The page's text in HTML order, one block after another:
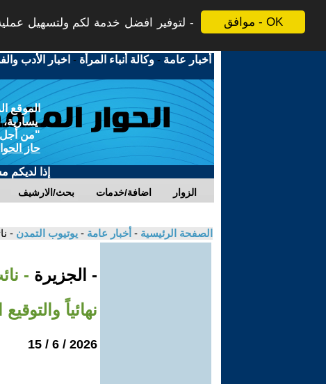
موافق - OK
لتوفير افضل خدمة لكم ولتسهيل
أخبار عامة -وكالة أنباء المرأة - اخبار الأدب
الموقع
يسارية،
"من أجل
حاز
إذا لديكم
بحث/الارشيف اضافة/خدمات الزوار
الصفحة الرئيسية - أخبار عامة - يوتيوب التمدن -
- الجزيرة -
نهائياً
2026 / 6 / 15